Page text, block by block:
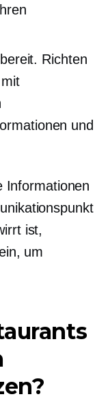
Richten
und
Informationen
ist,
um